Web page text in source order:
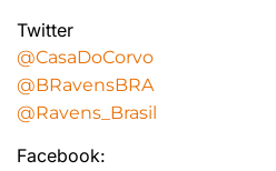
Twitter
@CasaDoCorvo
@BRavensBRA
@Ravens_Brasil
Facebook: